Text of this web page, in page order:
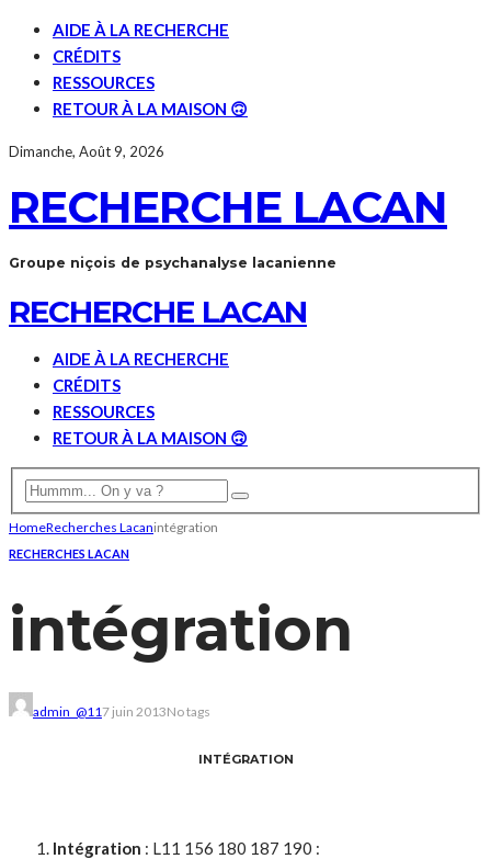
AIDE À LA RECHERCHE
CRÉDITS
RESSOURCES
RETOUR À LA MAISON 🙃
Dimanche, Août 9, 2026
RECHERCHE LACAN
Groupe niçois de psychanalyse lacanienne
RECHERCHE LACAN
AIDE À LA RECHERCHE
CRÉDITS
RESSOURCES
RETOUR À LA MAISON 🙃
HomeRecherches Lacanintégration
RECHERCHES LACAN
intégration
admin_@117 juin 2013No tags
INTÉGRATION
Intégration : L11 156 180 187 190 :